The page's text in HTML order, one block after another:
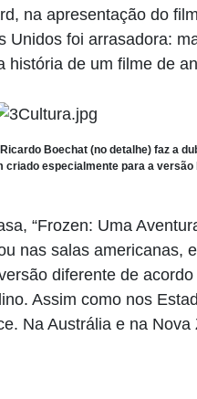
na apresentação do
Unidos foi arrasadora:
de um filme de
Boechat (no detalhe) faz a
criado especialmente para a versão
“Frozen: Uma
nas salas americanas,
diferente de
Assim como nos
Na Austrália e na